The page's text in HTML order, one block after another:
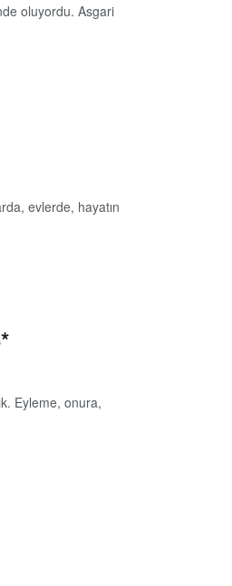
oluyordu. Asgari
evlerde, hayatın
Eyleme, onura,